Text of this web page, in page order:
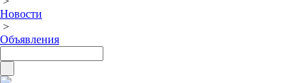
Новости
>
Объявления